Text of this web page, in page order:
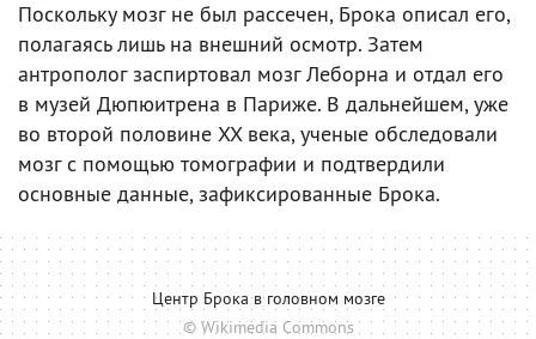
Поскольку мозг не был рассечен, Брока описал его,
полагаясь лишь на внешний осмотр. Затем
антрополог заспиртовал мозг Леборна и отдал его
в музей Дюпюитрена в Париже. В дальнейшем, уже
во второй половине XX века, ученые обследовали
мозг с помощью томографии и подтвердили
основные данные, зафиксированные Брока.
Центр Брока в головном мозге
© Wikimedia Commons